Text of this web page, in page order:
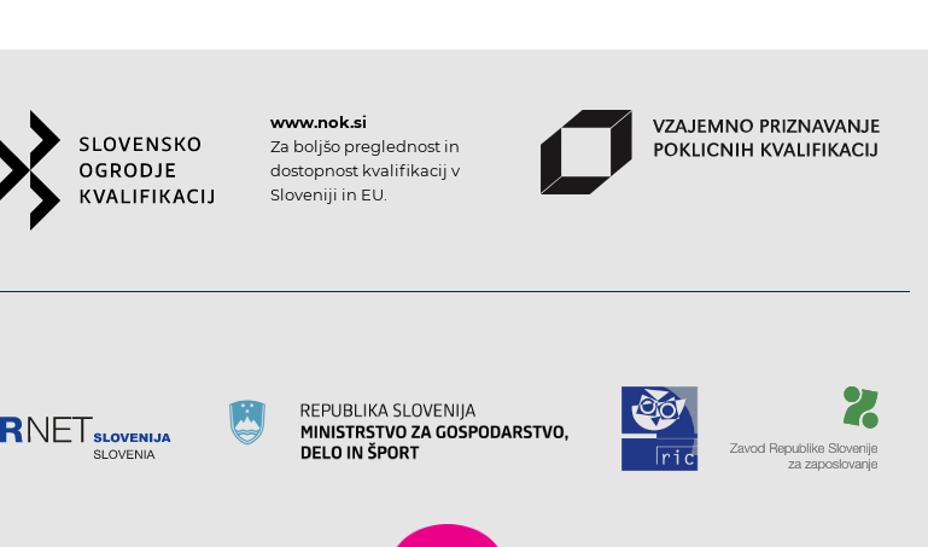
www.nok.si
Za boljšo preglednost in
dostopnost kvalifikacij v
Sloveniji in EU.